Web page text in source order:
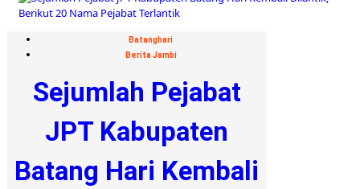
Batanghari
Berita Jambi
Sejumlah Pejabat
JPT Kabupaten
Batang Hari Kembali